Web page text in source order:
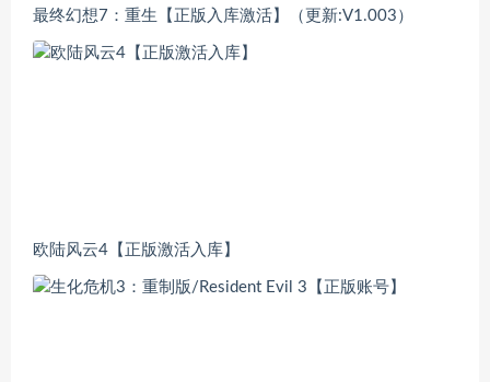
最终幻想7：重生【正版入库激活】（更新:V1.003）
欧陆风云4【正版激活入库】